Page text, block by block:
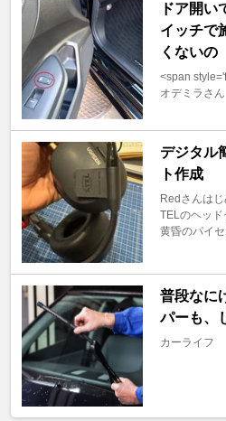
ドア開い
イッチで
くないの
<span
オデミラさん
デジタル
ト作成
Redさんは
TELのヘッド
黄昏のパイ
普段なに
パーも、
カーライフ